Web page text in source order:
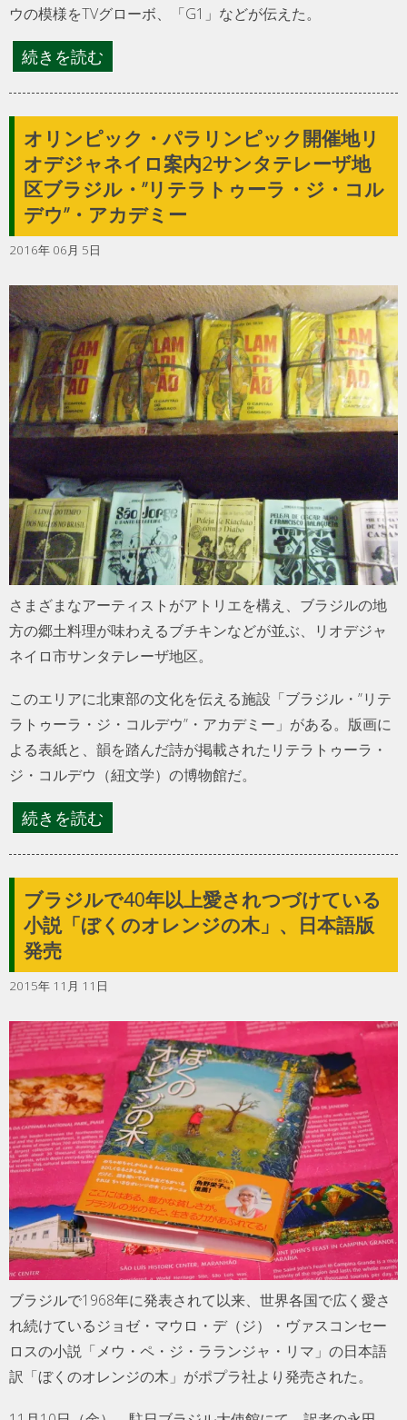
ウの模様をTVグローボ、「G1」などが伝えた。
続きを読む
オリンピック・パラリンピック開催地リ
オデジャネイロ案内2サンタテレーザ地
区ブラジル・”リテラトゥーラ・ジ・コル
デウ”・アカデミー
2016年 06月 5日
さまざまなアーティストがアトリエを構え、ブラジルの地
方の郷土料理が味わえるブチキンなどが並ぶ、リオデジャ
ネイロ市サンタテレーザ地区。
このエリアに北東部の文化を伝える施設「ブラジル・”リテ
ラトゥーラ・ジ・コルデウ”・アカデミー」がある。版画に
よる表紙と、韻を踏んだ詩が掲載されたリテラトゥーラ・
ジ・コルデウ（紐文学）の博物館だ。
続きを読む
ブラジルで40年以上愛されつづけている
小説「ぼくのオレンジの木」、日本語版
発売
2015年 11月 11日
ブラジルで1968年に発表されて以来、世界各国で広く愛さ
れ続けているジョゼ・マウロ・デ（ジ）・ヴァスコンセー
ロスの小説「メウ・ペ・ジ・ラランジャ・リマ」の日本語
訳「ぼくのオレンジの木」がポプラ社より発売された。